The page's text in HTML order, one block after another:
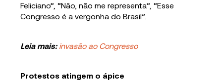
Feliciano”, “Não, não me representa”, “Esse
Congresso é a vergonha do Brasil”.
Leia mais: invasão ao Congresso
Protestos atingem o ápice